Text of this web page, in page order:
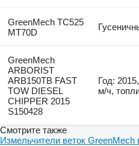
GreenMech TC525
MT70D
GreenMech
ARBORIST
ARB150TB FAST
TOW DIESEL
CHIPPER 2015
S150428
Год:
м/ч,
Смотрите также
Измельчители веток GreenMech